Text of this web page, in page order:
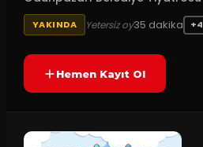
YAKINDA Yetersiz oy35 dakika +4
Hemen Kayıt Ol